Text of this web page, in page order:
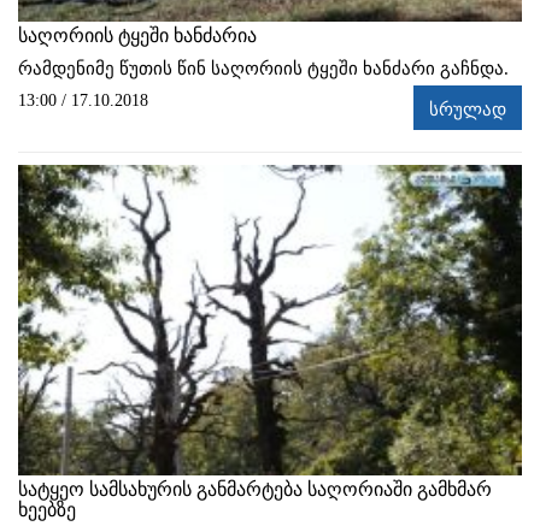
საღორიის ტყეში ხანძარია
რამდენიმე წუთის წინ საღორიის ტყეში ხანძარი გაჩნდა.
13:00 / 17.10.2018 სრულად
სატყეო სამსახურის განმარტება საღორიაში გამხმარ
ხეებზე